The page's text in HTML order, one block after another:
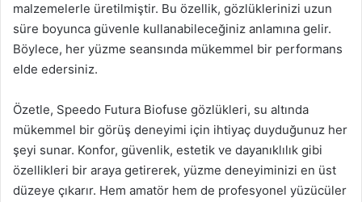
malzemelerle üretilmiştir. Bu özellik, gözlüklerinizi uzun
süre boyunca güvenle kullanabileceğiniz anlamına gelir.
Böylece, her yüzme seansında mükemmel bir performans
elde edersiniz.
Özetle, Speedo Futura Biofuse gözlükleri, su altında
mükemmel bir görüş deneyimi için ihtiyaç duyduğunuz her
şeyi sunar. Konfor, güvenlik, estetik ve dayanıklılık gibi
özellikleri bir araya getirerek, yüzme deneyiminizi en üst
düzeye çıkarır. Hem amatör hem de profesyonel yüzücüler